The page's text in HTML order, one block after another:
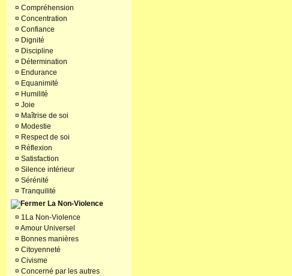
¤ Compréhension
¤ Concentration
¤ Confiance
¤ Dignité
¤ Discipline
¤ Détermination
¤ Endurance
¤ Equanimité
¤ Humilité
¤ Joie
¤ Maîtrise de soi
¤ Modestie
¤ Respect de soi
¤ Réflexion
¤ Satisfaction
¤ Silence intérieur
¤ Sérénité
¤ Tranquilité
La Non-Violence
¤ 1La Non-Violence
¤ Amour Universel
¤ Bonnes manières
¤ Citoyenneté
¤ Civisme
¤ Concerné par les autres